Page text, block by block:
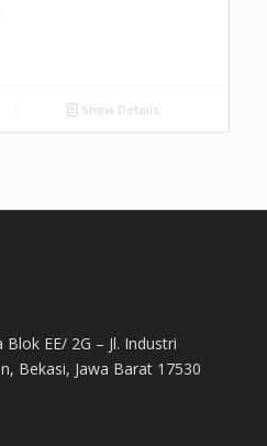
Show Details
EE/ 2G – Jl. Industri
Bekasi, Jawa Barat 17530